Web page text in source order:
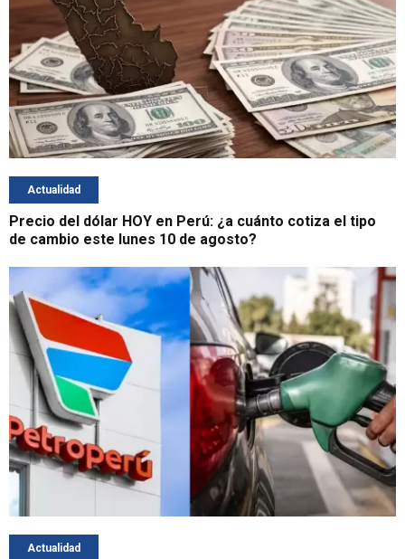
Actualidad
Precio del dólar HOY en Perú: ¿a cuánto cotiza el tipo
de cambio este lunes 10 de agosto?
Actualidad